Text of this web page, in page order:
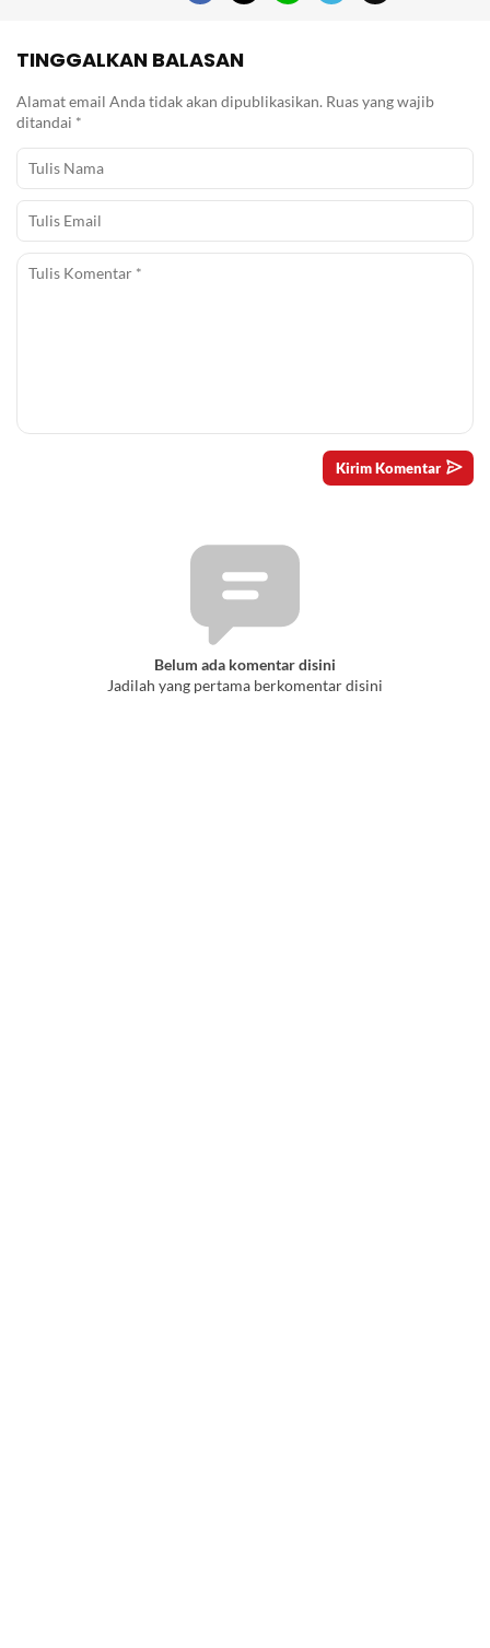
TINGGALKAN BALASAN
Alamat email Anda tidak akan dipublikasikan. Ruas yang wajib
ditandai *
Belum ada komentar disini
Jadilah yang pertama berkomentar disini